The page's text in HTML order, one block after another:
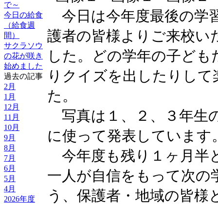
で～
今日の給食
（給食週
間）
サクラソウ
の花が咲き
始めました
過去の記事
2月
1月
12月
11月
10月
9月
8月
7月
6月
5月
4月
2026年度
今日は今年度最後の学
護者の皆様よりご来校
した。どの学年の子ど
りクイズを出したりし
た。
写真は１、２、３年生
に使って発表していま
今年度も残り１ヶ月半
一人が自信をもって次の
う、保護者・地域の皆